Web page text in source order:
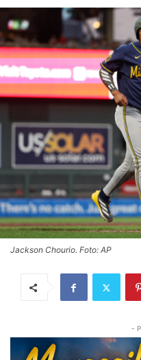
Jackson Chourio. Foto: AP
-